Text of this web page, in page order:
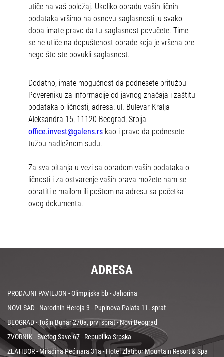
utiče na vaš položaj. Ukoliko obradu vaših ličnih
podataka vršimo na osnovu saglasnosti, u svako
doba imate pravo da tu saglasnost povučete. Time
se ne utiče na dopuštenost obrade koja je vršena pre
nego što ste povukli saglasnost.
Dodatno, imate mogućnost da podnesete pritužbu
Povereniku za informacije od javnog značaja i zaštitu
podataka o ličnosti, adresa: ul. Bulevar Kralja
Aleksandra 15, 11120 Beograd, Srbija
office.invest@galens.rskao i pravo da podnesete
tužbu nadležnom sudu.
Za sva pitanja u vezi sa obradom vaših podataka o
ličnosti i za ostvarenje vaših prava možete nam se
obratiti e-mailom ili poštom na adresu sa početka
ovog dokumenta.
ADRESA
PRODAJNI PAVILJON - Olimpijska bb - Jahorina
NOVI SAD - Narodnih Heroja 3 - Pupinova Palata 11. sprat
BEOGRAD - Tošin Bunar 270a, prvi sprat - Novi Beograd
ZVORNIK - Svetog Save 67 - Republika Srpska
ZLATIBOR - Miladina Pećinara 31a - Hotel Zlatibor Mountain Resort & Spa